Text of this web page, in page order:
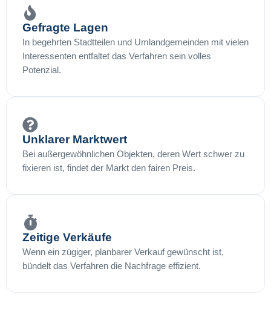
Gefragte Lagen
In begehrten Stadtteilen und Umlandgemeinden mit vielen
Interessenten entfaltet das Verfahren sein volles
Potenzial.
Unklarer Marktwert
Bei außergewöhnlichen Objekten, deren Wert schwer zu
fixieren ist, findet der Markt den fairen Preis.
Zeitige Verkäufe
Wenn ein zügiger, planbarer Verkauf gewünscht ist,
bündelt das Verfahren die Nachfrage effizient.